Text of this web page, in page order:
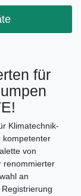
für
Klimatechnik-
kompetenter
von
renommierter
an